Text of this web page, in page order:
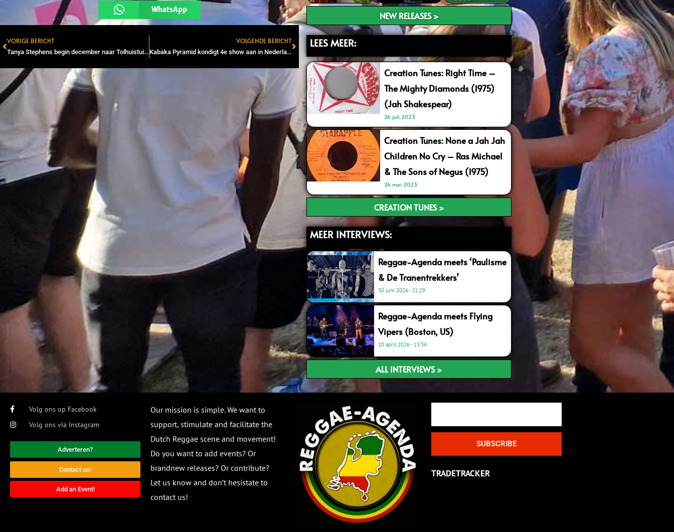
WhatsApp
Prev
VORIGE BERICHT
Tanya Stephens begin december naar Tolhuistuin in Amsterdam
VOLGENDE BERICHT
Kabaka Pyramid kondigt 4e show aan in NederlandNext
NEW RELEASES >
LEES MEER:
Creation Tunes: Right Time –
The Mighty Diamonds (1975)
(Jah Shakespear)
26 juli 2023
Creation Tunes: None a Jah Jah
Children No Cry – Ras Michael
& The Sons of Negus (1975)
24 mei 2023
CREATION TUNES >
MEER INTERVIEWS:
Reggae-Agenda meets ‘Paulisme
& De Tranentrekkers’
30 juni 2026 21:29
Reggae-Agenda meets Flying
Vipers (Boston, US)
10 april 2026 13:34
ALL INTERVIEWS >
Volg ons op Facebook
Volg ons via Instagram
Adverteren?
Contact us!
Add an Event!
Our mission is simple. We want to
support, stimulate and facilitate the
Dutch Reggae scene and movement!
Do you want to add events? Or
brandnew releases? Or contribute?
Let us know and don’t hesistate to
contact us!
SUBSCRIBE
TRADETRACKER